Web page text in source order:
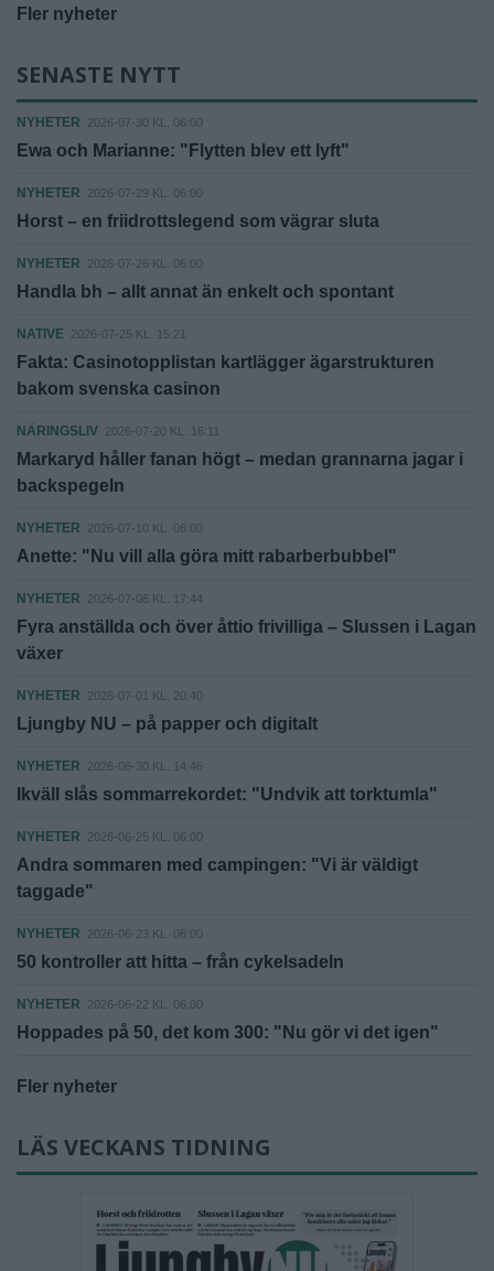
Fler nyheter
SENASTE NYTT
NYHETER 2026-07-30 KL. 06:00
Ewa och Marianne: "Flytten blev ett lyft"
NYHETER 2026-07-29 KL. 06:00
Horst – en friidrottslegend som vägrar sluta
NYHETER 2026-07-26 KL. 06:00
Handla bh – allt annat än enkelt och spontant
NATIVE 2026-07-25 KL. 15:21
Fakta: Casinotopplistan kartlägger ägarstrukturen
bakom svenska casinon
NÄRINGSLIV 2026-07-20 KL. 16:11
Markaryd håller fanan högt – medan grannarna jagar i
backspegeln
NYHETER 2026-07-10 KL. 06:00
Anette: "Nu vill alla göra mitt rabarberbubbel"
NYHETER 2026-07-06 KL. 17:44
Fyra anställda och över åttio frivilliga – Slussen i Lagan
växer
NYHETER 2026-07-01 KL. 20:40
Ljungby NU – på papper och digitalt
NYHETER 2026-06-30 KL. 14:46
Ikväll slås sommarrekordet: "Undvik att torktumla"
NYHETER 2026-06-25 KL. 06:00
Andra sommaren med campingen: "Vi är väldigt
taggade"
NYHETER 2026-06-23 KL. 06:00
50 kontroller att hitta – från cykelsadeln
NYHETER 2026-06-22 KL. 06:00
Hoppades på 50, det kom 300: "Nu gör vi det igen"
Fler nyheter
LÄS VECKANS TIDNING